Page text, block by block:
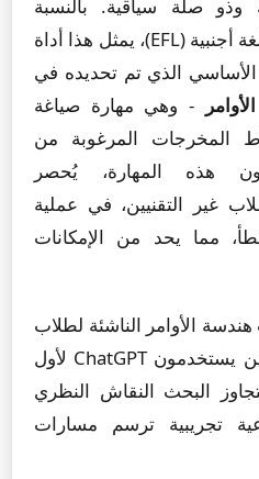
صلة سياقية. بالنسبة
لمتعلمي اللغة الإنجليزية كلغة أجنبية (EFL)، يمثل هذا أداة
الأساسي الذي تم تحديده في
- وهي مهارة صياغة
المخرجات المرغوبة من
هذه المهارة، يُحصر
غير التقنيين، في عملية
مما يحد من الإمكانات
الأوامر الناشئة لطلاب
المرحلة الثانوية (EFL) الذين يستخدمون ChatGPT لأول
البحث النقاش النظري
تجريبية ترسم مسارات